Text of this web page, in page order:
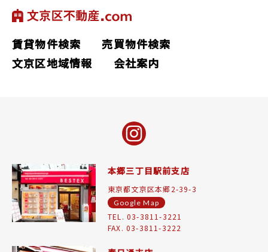
賃貸物件検索
売買物件検索
文京区地域情報
会社案内
本郷三丁目駅前支店
東京都文京区本郷2-39-3
Google Map
TEL. 03-3811-3221
FAX. 03-3811-3222